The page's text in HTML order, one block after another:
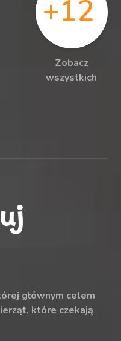
+12
Zobacz
wszystkich
głównym celem
które czekają